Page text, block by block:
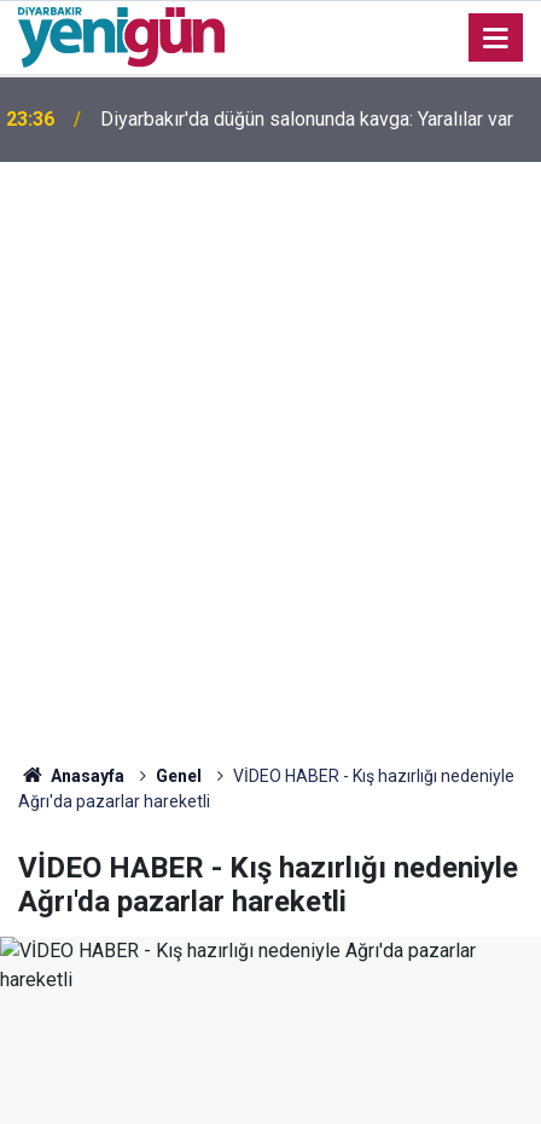
23:36 Diyarbakır'da düğün salonunda kavga: Yaralılar var
Anasayfa Genel
VİDEO HABER - Kış hazırlığı nedeniyle
Ağrı'da pazarlar hareketli
VİDEO HABER - Kış hazırlığı nedeniyle
Ağrı'da pazarlar hareketli